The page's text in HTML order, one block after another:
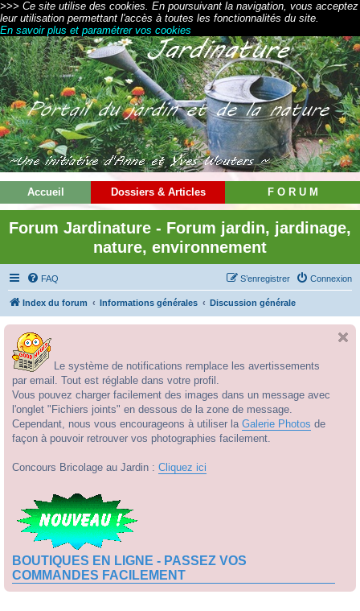
>>> Ce site utilise des cookies. En poursuivant la navigation, vous acceptez
leur utilisation permettant l'accès à toutes les fonctionnalités du site.
En savoir plus et paramétrer vos cookies
Accueil Dossiers & Articles F O R U M
Forum Jardinature - Forum jardin, jardinage,
nature, environnement
FAQ Connexion
S’enregistrer
Index du forum Informations générales Discussion générale
Le système de notifications remplace les avertissements
par email. Tout est réglable dans votre profil.
Vous pouvez charger facilement des images dans un message avec
l'onglet "Fichiers joints" en dessous de la zone de message.
Cependant, nous vous encourageons à utiliser la Galerie Photos de
façon à pouvoir retrouver vos photographies facilement.
Concours Bricolage au Jardin : Cliquez ici
BOUTIQUES EN LIGNE - PASSEZ VOS
COMMANDES FACILEMENT